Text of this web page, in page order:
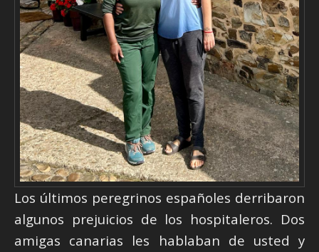
Los últimos peregrinos españoles derribaron
algunos prejuicios de los hospitaleros. Dos
amigas canarias les hablaban de usted y